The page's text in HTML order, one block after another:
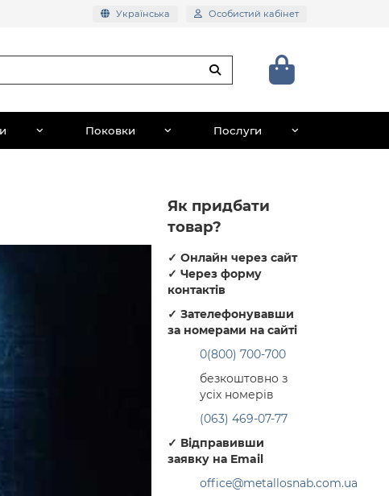
Українська Особистий кабінет
Поковки Послуги
Як придбати
товар?
✓ Онлайн через сайт
✓ Через форму
контактів
✓ Зателефонувавши
за номерами на сайті
0(800) 700-700
безкоштовно з
усіх номерів
(063) 469-07-77
✓ Відправивши
заявку на Email
office@metallosnab.com.ua